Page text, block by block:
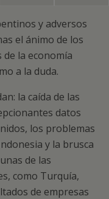
y adversos
el ánimo de los
la economía
a la duda.
la caída de las
datos
los problemas
y la brusca
de las
como Turquía,
de empresas